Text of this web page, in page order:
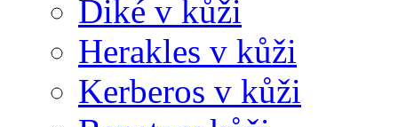
Diké v kůži
Herakles v kůži
Kerberos v kůži